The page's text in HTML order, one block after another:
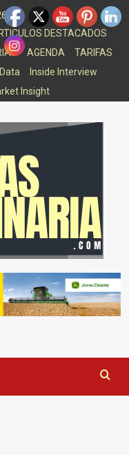
DESTACADOS
AGENDA
TARIFAS
Inside Interview
Insight